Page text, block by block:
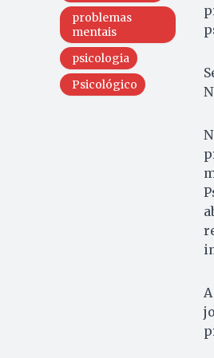
problemas
mentais
psicologia
Psicológico